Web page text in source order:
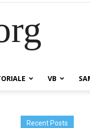
VB
Recent Posts